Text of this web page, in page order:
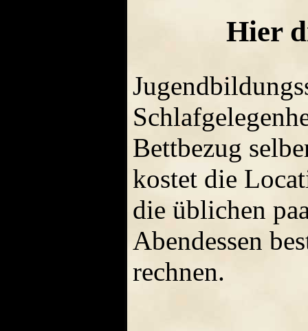
Hier
Bettbezug
kostet die
die üblichen
Abendessen
rechnen.